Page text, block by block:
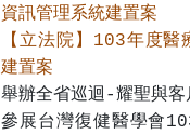
資訊管理系統建置案
【立法院】103年度醫
建置案
舉辦全省巡迴-耀聖與客
參展台灣復健醫學會